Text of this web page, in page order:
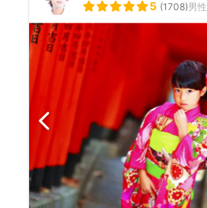
5 (1708)男性